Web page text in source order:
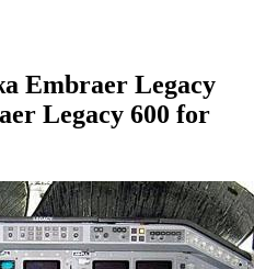
Embraer Legacy
Legacy 600 for